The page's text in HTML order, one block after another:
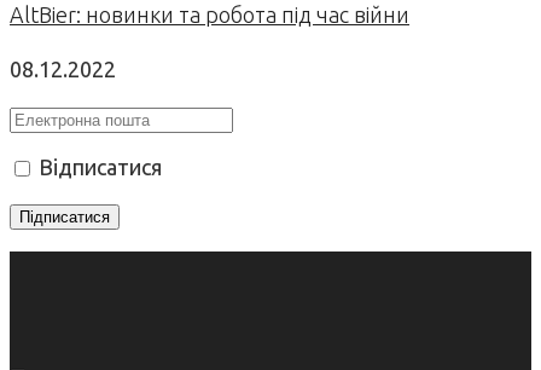
AltBier: новинки та робота під час війни
08.12.2022
Відписатися